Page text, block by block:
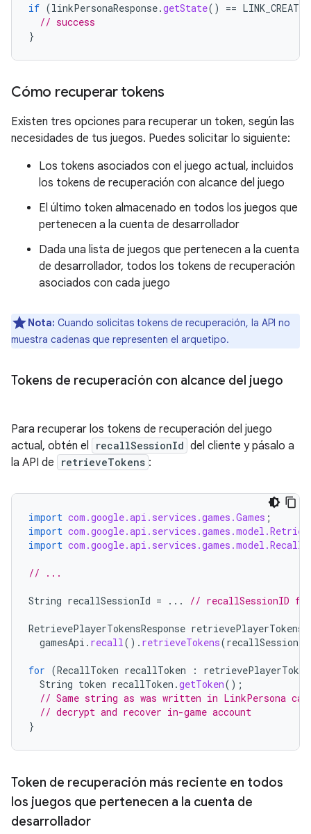
if (linkPersonaResponse.getState() == LINK_CREATED
// success
}
Cómo recuperar tokens
Existen tres opciones para recuperar un token, según las
necesidades de tus juegos. Puedes solicitar lo siguiente:
Los tokens asociados con el juego actual, incluidos
los tokens de recuperación con alcance del juego
El último token almacenado en todos los juegos que
pertenecen a la cuenta de desarrollador
Dada una lista de juegos que pertenecen a la cuenta
de desarrollador, todos los tokens de recuperación
asociados con cada juego
Nota: Cuando solicitas tokens de recuperación, la API no
muestra cadenas que representen el arquetipo.
Tokens de recuperación con alcance del juego
Para recuperar los tokens de recuperación del juego
actual, obtén el
recallSessionId del cliente y pásalo a
la API de
retrieveTokens :
import com.google.api.services.games.Games ;
import
import
// ...
String recallSessionId = ... // recallSessionID
RetrievePlayerTokensResponse
gamesApi . recall(). retrieveTokens(recallSessionId
for (RecallToken recallToken :
String token recallToken .getToken();
// Same string as was written in LinkPersona
// decrypt and recover in-game account
}
Token de recuperación más reciente en todos
los juegos que pertenecen a la cuenta de
desarrollador